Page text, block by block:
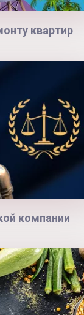
квартир
компании